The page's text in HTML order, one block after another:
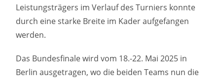
Leistungsträgers im Verlauf des Turniers konnte
durch eine starke Breite im Kader aufgefangen
werden.
Das Bundesfinale wird vom 18.-22. Mai 2025 in
Berlin ausgetragen, wo die beiden Teams nun die